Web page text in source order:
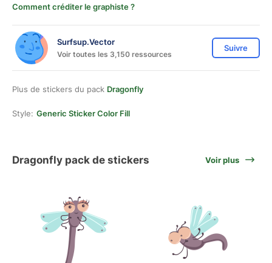
Comment créditer le graphiste ?
Surfsup.Vector
Voir toutes les 3,150 ressources
Suivre
Plus de stickers du pack Dragonfly
Style: Generic Sticker Color Fill
Dragonfly pack de stickers Voir plus